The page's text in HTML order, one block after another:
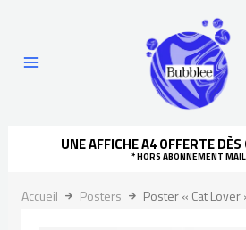
contenu
UNE AFFICHE A4 OFFERTE
* HORS ABONNEMENT
Accueil Posters Poster « Cat Lover